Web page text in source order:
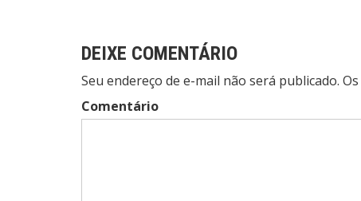
DEIXE COMENTÁRIO
Seu endereço de e-mail não será publicado.
Comentário